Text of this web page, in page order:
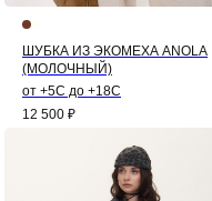
ШУБКА ИЗ ЭКОМЕХА ANOLA
(МОЛОЧНЫЙ)
от +5С до +18С
12 500 ₽